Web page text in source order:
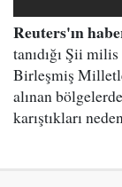
Reuters'ın
tanıdığı Şii
Birleşmiş
alınan
karıştıkları